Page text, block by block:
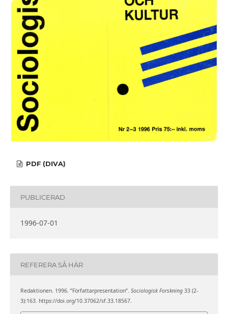
PDF (DIVA)
PUBLICERAD
1996-07-01
REFERERA SÅ HÄR
Redaktionen. 1996. ”Författarpresentation”. Sociologisk Forskning33 (2-
3):163. https://doi.org/10.37062/sf.33.18567.